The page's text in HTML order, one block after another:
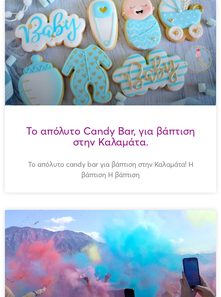
Το απόλυτο Candy Bar, για βάπτιση
στην Καλαμάτα.
Το απόλυτο candy bar για βάπτιση στην Καλαμάτα! Η
βάπτιση Η βάπτιση